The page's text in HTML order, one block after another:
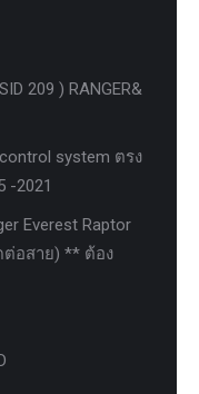
209 ) RANGER&
system ตรง
-2021
Everest Raptor
อสาย) ** ต้อง